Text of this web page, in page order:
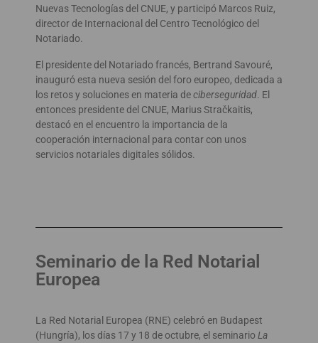
Nuevas Tecnologías del CNUE, y participó Marcos Ruiz,
director de Internacional del Centro Tecnológico del
Notariado.
El presidente del Notariado francés, Bertrand Savouré,
inauguró esta nueva sesión del foro europeo, dedicada a
los retos y soluciones en materia deciberseguridad. El
entonces presidente del CNUE, Marius Stračkaitis,
destacó en el encuentro la importancia de la
cooperación internacional para contar con unos
servicios notariales digitales sólidos.
Seminario de la Red Notarial
Europea
La Red Notarial Europea (RNE) celebró en Budapest
(Hungría), los días 17 y 18 de octubre, el seminario La